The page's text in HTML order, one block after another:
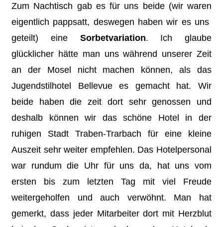
Zum Nachtisch gab es für uns beide (wir waren
eigentlich pappsatt, deswegen haben wir es uns
geteilt) eine Sorbetvariation. Ich glaube
glücklicher hätte man uns während unserer Zeit
an der Mosel nicht machen können, als das
Jugendstilhotel Bellevue es gemacht hat. Wir
beide haben die zeit dort sehr genossen und
deshalb können wir das schöne Hotel in der
ruhigen Stadt Traben-Trarbach für eine kleine
Auszeit sehr weiter empfehlen. Das Hotelpersonal
war rundum die Uhr für uns da, hat uns vom
ersten bis zum letzten Tag mit viel Freude
weitergeholfen und auch verwöhnt. Man hat
gemerkt, dass jeder Mitarbeiter dort mit Herzblut